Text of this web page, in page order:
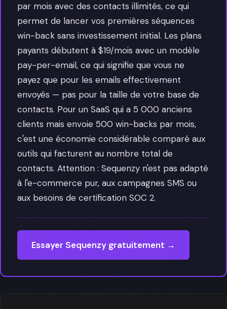
par mois avec des contacts illimités, ce qui
permet de lancer vos premières séquences
win-back sans investissement initial. Les plans
payants débutent à $19/mois avec un modèle
pay-per-email, ce qui signifie que vous ne
payez que pour les emails effectivement
envoyés — pas pour la taille de votre base de
contacts. Pour un SaaS qui a 5 000 anciens
clients mais envoie 500 win-backs par mois,
c'est une économie considérable comparé aux
outils qui facturent au nombre total de
contacts. Attention : Sequenzy n'est pas adapté
à l'e-commerce pur, aux campagnes SMS ou
aux besoins de certification SOC 2.
Essayer Sequenzy gratuitement →